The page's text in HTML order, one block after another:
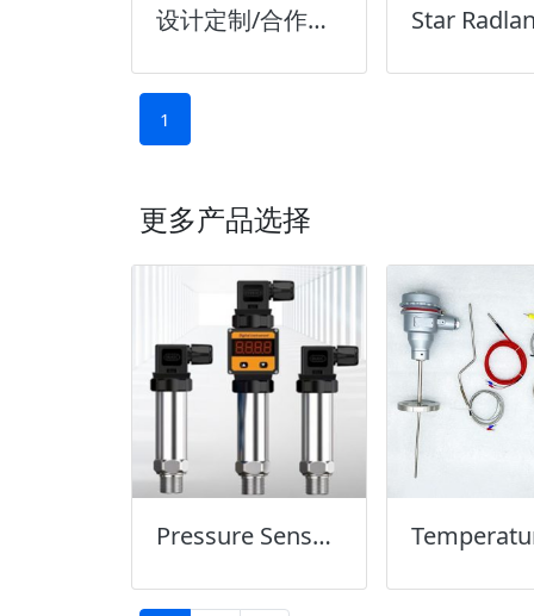
设计定制/合作研发
1
更多产品选择
Pressure Sensor压力传感器